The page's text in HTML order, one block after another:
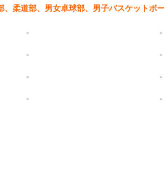
柔道部、男女卓球部、男子バスケットボ